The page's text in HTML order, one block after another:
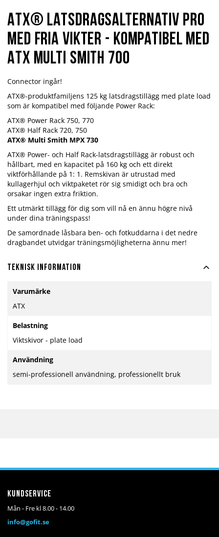
ATX® Latsdragsalternativ Pro
med fria vikter - kompatibel med
ATX Multi Smith 700
Connector ingår!
ATX®-produktfamiljens 125 kg latsdragstillägg med plate load
som är kompatibel med följande Power Rack:
ATX® Power Rack 750, 770
ATX® Half Rack 720, 750
ATX® Multi Smith MPX 730
ATX® Power- och Half Rack-latsdragstillägg är robust och
hållbart, med en kapacitet på 160 kg och ett direkt
viktförhållande på 1: 1. Remskivan är utrustad med
kullagerhjul och viktpaketet rör sig smidigt och bra och
orsakar ingen extra friktion.
Ett utmärkt tillägg för dig som vill nå en ännu högre nivå
under dina träningspass!
De samordnade låsbara ben- och fotkuddarna i det nedre
dragbandet utvidgar träningsmöjligheterna ännu mer!
Teknisk information
information
Varumärke
ATX
Belastning
Viktskivor - plate load
Användning
semi-professionell användning, professionellt bruk
Kundservice
Mån - Fre kl 8.00 - 14.00
info@gofit.se